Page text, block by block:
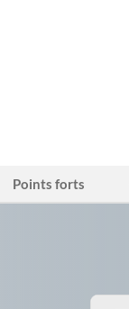
Points forts